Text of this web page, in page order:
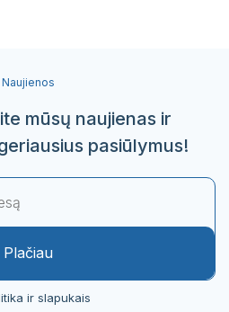
Naujienos
mūsų naujienas ir
pasiūlymus!
Plačiau
ir slapukais